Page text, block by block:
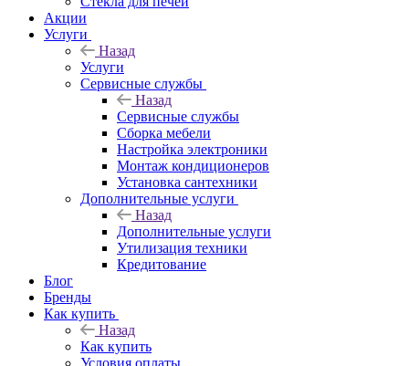
Акции
Услуги
Назад
Услуги
Сервисные службы
Назад
Сервисные службы
Сборка мебели
Настройка электроники
Монтаж кондиционеров
Установка сантехники
Дополнительные услуги
Назад
Дополнительные услуги
Утилизация техники
Кредитование
Блог
Бренды
Как купить
Назад
Как купить
Условия оплаты